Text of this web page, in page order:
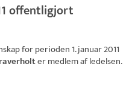
offentligjort
for perioden 1. januar 2011
er medlem af ledelsen.